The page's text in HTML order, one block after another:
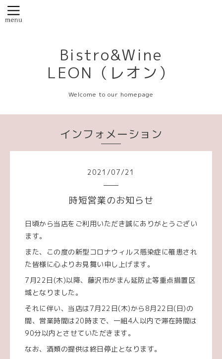
Bistro&Wine
LEON（レオン）
Welcome to our homepage
インフォメーション
2021 /07/21
時短営業のお知らせ
日頃から当店をご利用いただき誠にありがとうござい
ます。
また、この度の新型コロナウィルス感染症に罹患され
た皆様に心よりお見舞い申し上げます。
7月22日(木)以降、藤沢市がまん延防止等重点措置区
域となりました。
それに伴い、当店は7月22日(木)から8月22日(日)の
間、営業時間は20時まで、一組4人以内で滞在時間は
90分以内とさせていただきます。
なお、酒類の提供は終日停止となります。